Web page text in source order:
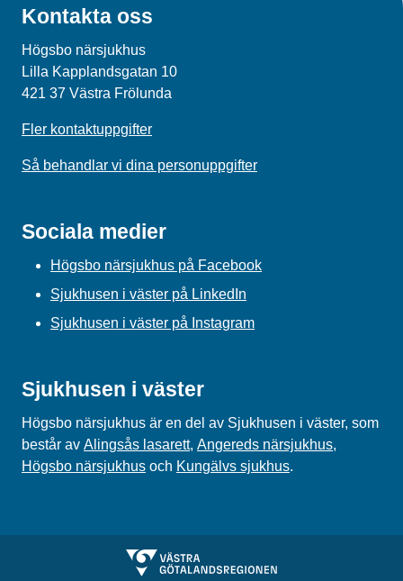
Kontakta oss
Högsbo närsjukhus
Lilla Kapplandsgatan 10
421 37 Västra Frölunda
Fler kontaktuppgifter
Så behandlar vi dina personuppgifter
Sociala medier
Högsbo närsjukhus på Facebook
Sjukhusen i väster på LinkedIn
Sjukhusen i väster på Instagram
Sjukhusen i väster
Högsbo närsjukhus är en del av Sjukhusen i väster, som
består av Alingsås lasarett, Angereds närsjukhus,
Högsbo närsjukhus och Kungälvs sjukhus.